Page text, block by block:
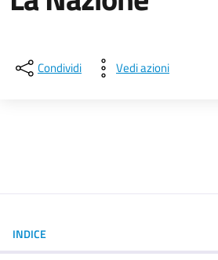
Condividi Vedi azioni
INDICE